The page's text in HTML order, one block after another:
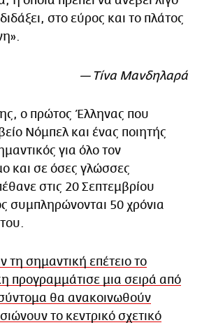
στο εύρος και το πλάτος
— Τίνα Μανδηλαρά
ο πρώτος Έλληνας που
Νόμπελ και ένας ποιητής
για όλο τον
και σε όσες γλώσσες
στις 20 Σεπτεμβρίου
συμπληρώνονται 50 χρόνια
σημαντική επέτειο το
προγραμμάτισε μια σειρά από
θα ανακοινωθούν
το κεντρικό σχετικό